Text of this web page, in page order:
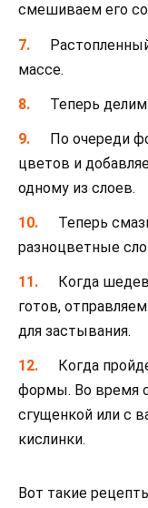
смешиваем его
массе.
Теперь
По очереди
цветов и
одному из слоев.
Теперь
разноцветные
Когда
готов,
для застывания.
Когда
формы. Во время
сгущенкой или с
кислинки.
Вот такие